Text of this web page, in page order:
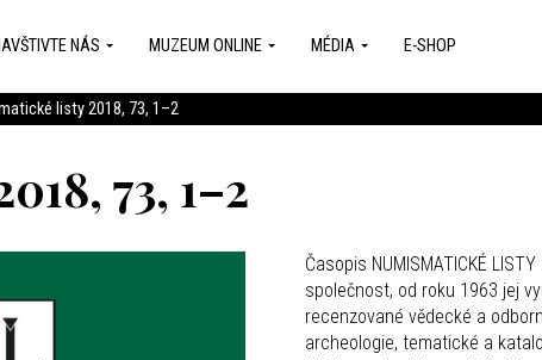
NÁS MUZEUM ONLINE MÉDIA E-SHOP
listy 2018, 73, 1–2
73, 1–2
Časopis NUMISMATICKÉ
společnost, od roku 1963 jej
recenzované vědecké a
archeologie, tematické a